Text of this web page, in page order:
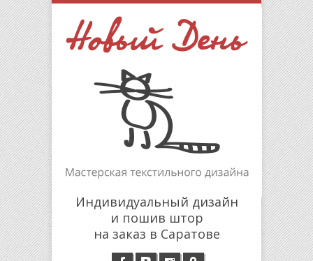
Индивидуальный дизайн
и пошив штор
на заказ в Саратове